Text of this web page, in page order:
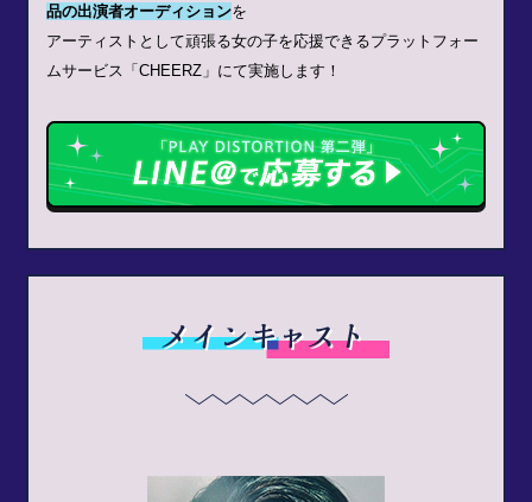
品の出演者オーディションを
アーティストとして頑張る⼥の⼦を応援できるプラットフォー
ムサービス「CHEERZ」にて実施します！